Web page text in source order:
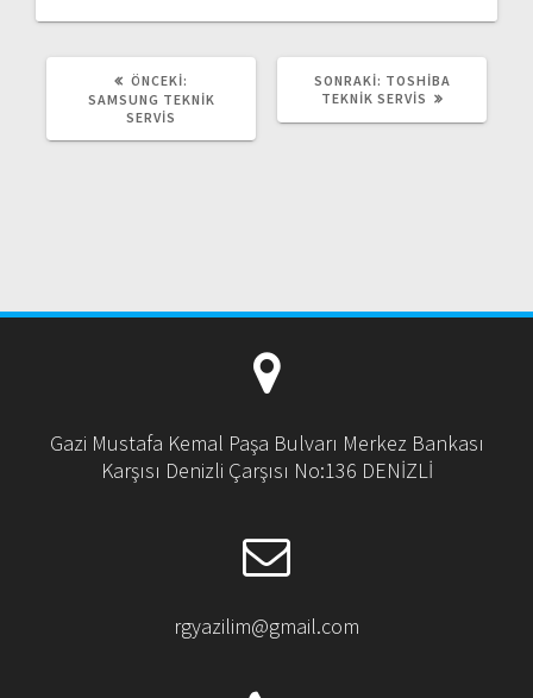
ÖNCEKI:
YAZI:
SAMSUNG TEKNIK
SERVIS
SONRAKI: SONRAKI
YAZI:
TOSHIBA
TEKNIK SERVIS
Gazi Mustafa Kemal Paşa Bulvarı Merkez Bankası
Karşısı Denizli Çarşısı No:136 DENİZLİ
rgyazilim@gmail.com